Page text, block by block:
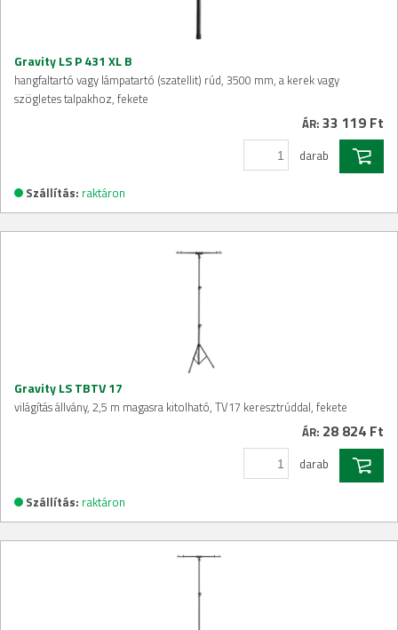
Gravity LS P 431 XL B
hangfaltartó vagy lámpatartó (szatellit) rúd, 3500 mm, a kerek vagy
szögletes talpakhoz, fekete
ÁR: 33 119 Ft
darab
Szállítás: raktáron
Gravity LS TBTV 17
világítás állvány, 2,5 m magasra kitolható, TV17 keresztrúddal, fekete
ÁR: 28 824 Ft
darab
Szállítás: raktáron